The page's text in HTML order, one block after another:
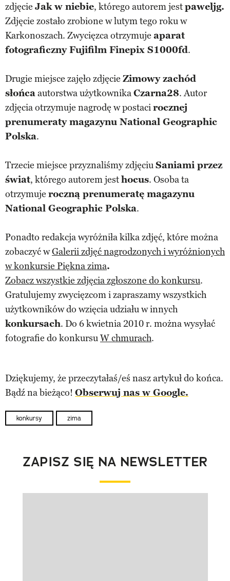
zdjęcie Jak w niebie, którego autorem jestpaweljg.
Zdjęcie zostało zrobione w lutym tego roku w
Karkonoszach. Zwycięzca otrzymuje aparat
fotograficzny Fujifilm Finepix S1000fd.
Drugie miejsce zajęło zdjęcie Zimowy zachód
słońcaautorstwa użytkownikaCzarna28. Autor
zdjęcia otrzymuje nagrodę w postacirocznej
prenumeraty magazynu National Geographic
Polska.
Trzecie miejsce przyznaliśmy zdjęciuSaniami przez
świat, którego autorem jesthocus. Osoba ta
otrzymuje roczną prenumeratę magazynu
National Geographic Polska.
Ponadto redakcja wyróżniła kilka zdjęć, które można
zobaczyć wGalerii zdjęć nagrodzonych i wyróżnionych
w konkursie Piękna zima.
Zobacz wszystkie zdjęcia zgłoszone do konkursu.
Gratulujemy zwycięzcom i zapraszamy wszystkich
użytkowników do wzięcia udziału w innych
konkursach. Do 6 kwietnia 2010 r. można wysyłać
fotografie do konkursuW chmurach.
Dziękujemy, że przeczytałaś/eś nasz artykuł do końca.
Bądź na bieżąco! Obserwuj nas w Google.
konkursy zima
ZAPISZ SIĘ NA NEWSLETTER